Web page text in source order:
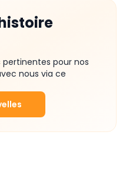
pour nos
nous via ce